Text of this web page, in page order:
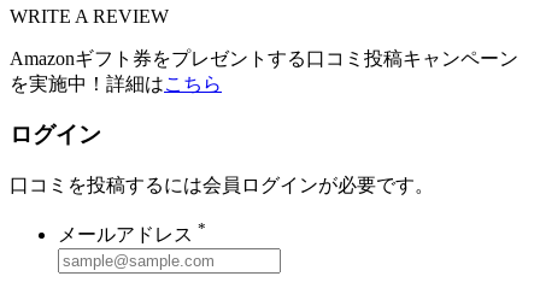
WRITE A REVIEW
Amazonギフト券をプレゼントする口コミ投稿キャンペーン
を実施中！詳細はこちら
ログイン
口コミを投稿するには会員ログインが必要です。
メールアドレス *